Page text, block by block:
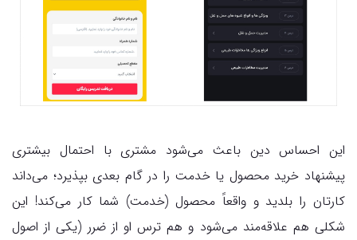
این احساس دین باعث می‌شود مشتری با احتمال بیشتری
پیشنهاد خرید محصول یا خدمت را در گام بعدی بپذیرد؛ می‌داند
کارتان را بلدید و واقعاً محصول (خدمت) شما کار می‌کند! این
شکلی هم علاقه‌مند می‌شود و هم ترس او از ضرر (یکی از اصول